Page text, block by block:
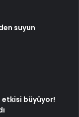
suyun
etkisi büyüyor!